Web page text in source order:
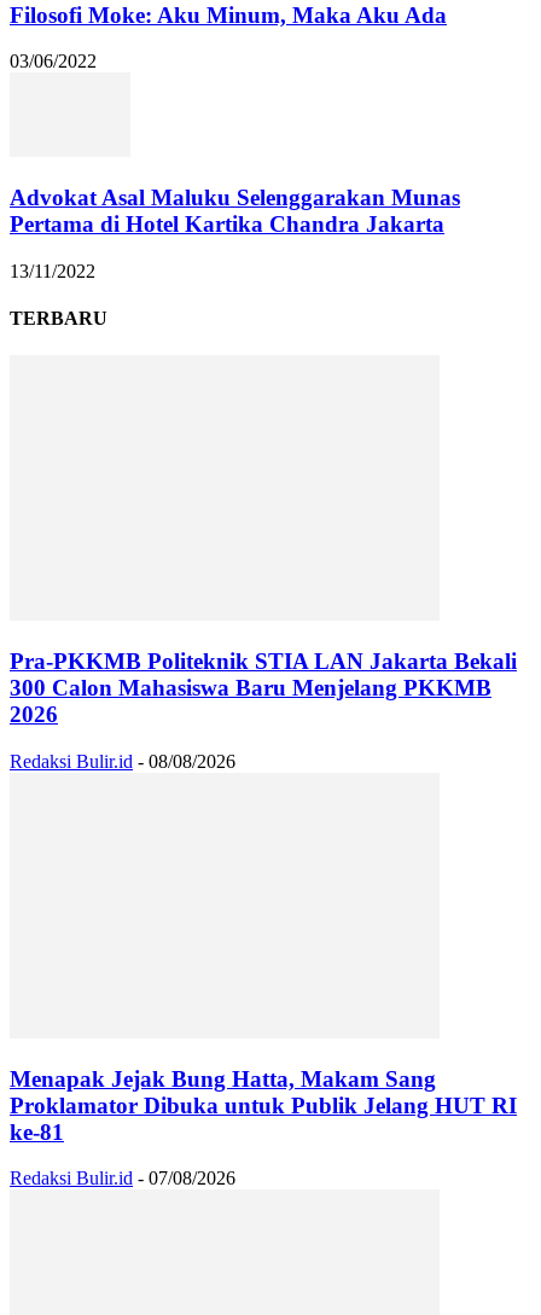
Filosofi Moke: Aku Minum, Maka Aku Ada
03/06/2022
Advokat Asal Maluku Selenggarakan Munas
Pertama di Hotel Kartika Chandra Jakarta
13/11/2022
TERBARU
Pra-PKKMB Politeknik STIA LAN Jakarta Bekali
300 Calon Mahasiswa Baru Menjelang PKKMB
2026
Redaksi Bulir.id - 08/08/2026
Menapak Jejak Bung Hatta, Makam Sang
Proklamator Dibuka untuk Publik Jelang HUT RI
ke-81
Redaksi Bulir.id - 07/08/2026